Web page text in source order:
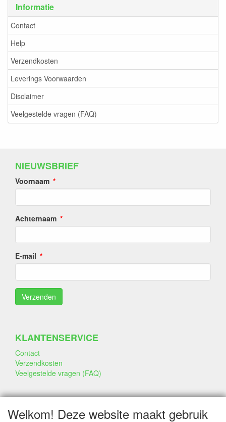
Informatie
Contact
Help
Verzendkosten
Leverings Voorwaarden
Disclaimer
Veelgestelde vragen (FAQ)
NIEUWSBRIEF
Voornaam
Achternaam
E-mail
KLANTENSERVICE
Contact
Verzendkosten
Veelgestelde vragen (FAQ)
SOCIALE MEDIA
Welkom! Deze website maakt gebruik